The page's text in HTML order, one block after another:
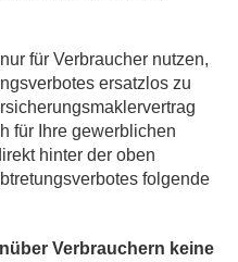
für Verbraucher nutzen,
ersatzlos zu
für Ihre gewerblichen
hinter der oben
folgende
Verbrauchern keine